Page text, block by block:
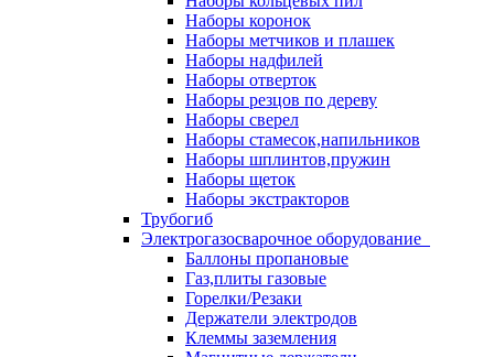
Наборы коронок
Наборы метчиков и плашек
Наборы надфилей
Наборы отверток
Наборы резцов по дереву
Наборы сверел
Наборы стамесок,напильников
Наборы шплинтов,пружин
Наборы щеток
Наборы экстракторов
Трубогиб
Электрогазосварочное оборудование
Баллоны пропановые
Газ,плиты газовые
Горелки/Резаки
Держатели электродов
Клеммы заземления